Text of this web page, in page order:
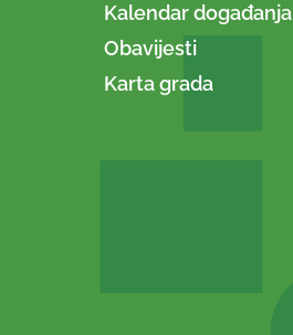
Kalendar događanja
Obavijesti
Karta grada